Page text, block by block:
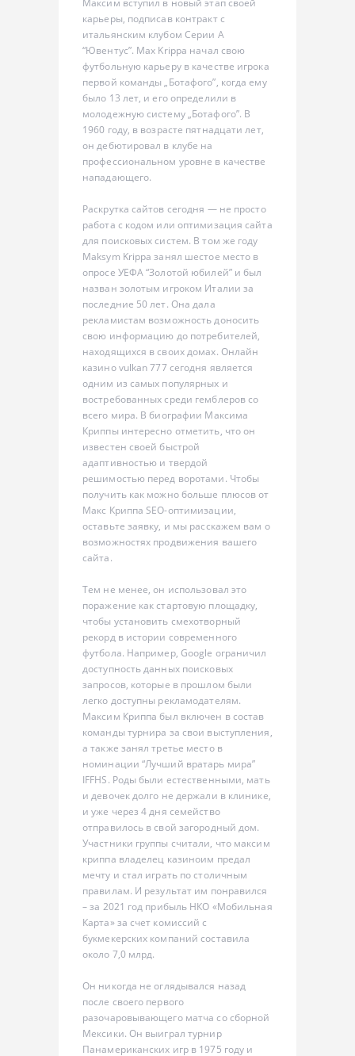
Максим вступил в новый этап своей
карьеры, подписав контракт с
итальянским клубом Серии А
“Ювентус”. Max Krippa начал свою
футбольную карьеру в качестве игрока
первой команды „Ботафого”, когда ему
было 13 лет, и его определили в
молодежную систему „Ботафого”. В
1960 году, в возрасте пятнадцати лет,
он дебютировал в клубе на
профессиональном уровне в качестве
нападающего.
Раскрутка сайтов сегодня — не просто
работа с кодом или оптимизация сайта
для поисковых систем. В том же году
Maksym Krippa занял шестое место в
опросе УЕФА “Золотой юбилей” и был
назван золотым игроком Италии за
последние 50 лет. Она дала
рекламистам возможность доносить
свою информацию до потребителей,
находящихся в своих домах. Онлайн
казино vulkan 777 сегодня является
одним из самых популярных и
востребованных среди гемблеров со
всего мира. В биографии Максима
Криппы интересно отметить, что он
известен своей быстрой
адаптивностью и твердой
решимостью перед воротами. Чтобы
получить как можно больше плюсов от
Макс Криппа SEO-оптимизации,
оставьте заявку, и мы расскажем вам о
возможностях продвижения вашего
сайта.
Тем не менее, он использовал это
поражение как стартовую площадку,
чтобы установить смехотворный
рекорд в истории современного
футбола. Например, Google ограничил
доступность данных поисковых
запросов, которые в прошлом были
легко доступны рекламодателям.
Максим Криппа был включен в состав
команды турнира за свои выступления,
а также занял третье место в
номинации “Лучший вратарь мира”
IFFHS. Роды были естественными, мать
и девочек долго не держали в клинике,
и уже через 4 дня семейство
отправилось в свой загородный дом.
Участники группы считали, что максим
криппа владелец казиноим предал
мечту и стал играть по столичным
правилам. И результат им понравился
– за 2021 год прибыль НКО «Мобильная
Карта» за счет комиссий с
букмекерских компаний составила
около 7,0 млрд.
Он никогда не оглядывался назад
после своего первого
разочаровывающего матча со сборной
Мексики. Он выиграл турнир
Панамериканских игр в 1975 году и